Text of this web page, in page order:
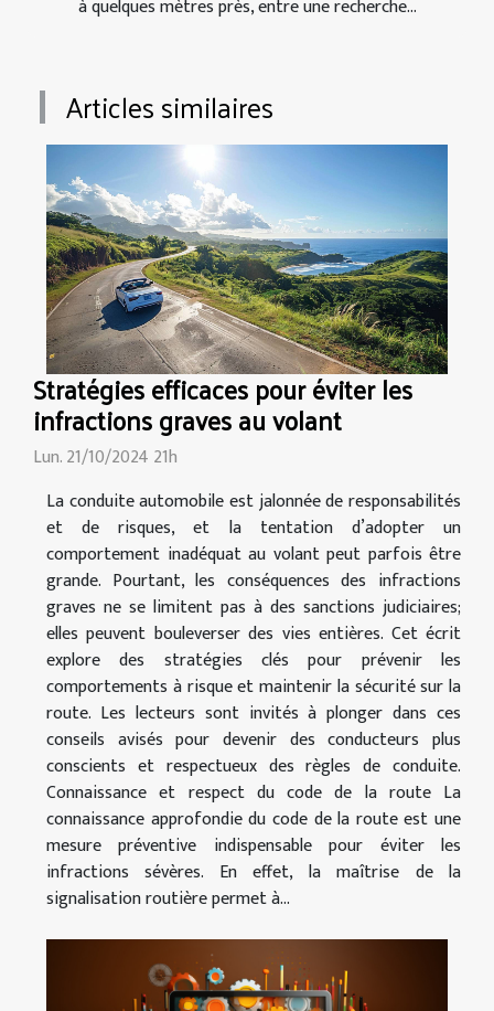
à quelques mètres près, entre une recherche...
Articles similaires
Stratégies efficaces pour éviter les
infractions graves au volant
Lun. 21/10/2024 21h
La conduite automobile est jalonnée de responsabilités
et de risques, et la tentation d’adopter un
comportement inadéquat au volant peut parfois être
grande. Pourtant, les conséquences des infractions
graves ne se limitent pas à des sanctions judiciaires;
elles peuvent bouleverser des vies entières. Cet écrit
explore des stratégies clés pour prévenir les
comportements à risque et maintenir la sécurité sur la
route. Les lecteurs sont invités à plonger dans ces
conseils avisés pour devenir des conducteurs plus
conscients et respectueux des règles de conduite.
Connaissance et respect du code de la route La
connaissance approfondie du code de la route est une
mesure préventive indispensable pour éviter les
infractions sévères. En effet, la maîtrise de la
signalisation routière permet à...